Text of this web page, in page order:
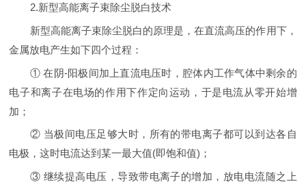
2.新型高能离子束除尘脱白技术
新型高能离子束除尘脱白的原理是，在直流高压的作用下，
金属放电产生如下四个过程：
① 在阴-阳极间加上直流电压时，腔体内工作气体中剩余的
电子和离子在电场的作用下作定向运动，于是电流从零开始增
加；
② 当极间电压足够大时，所有的带电离子都可以到达各自
电极，这时电流达到某一最大值(即饱和值)；
③ 继续提高电压，导致带电离子的增加，放电电流随之上